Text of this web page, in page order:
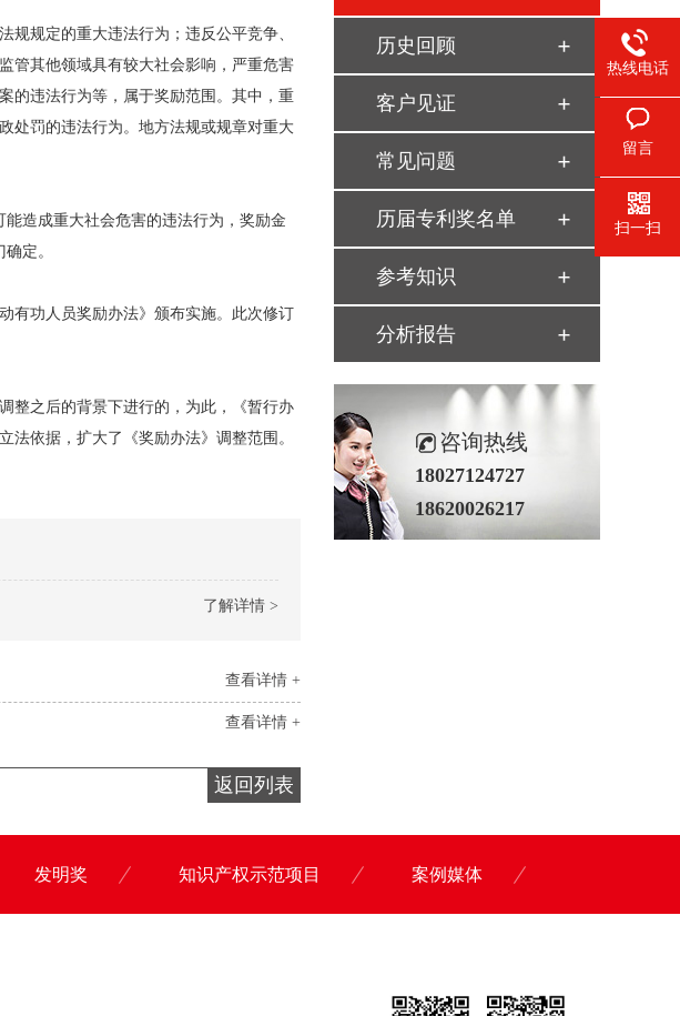
规定的重大违法行为；违反公平竞争、
管其他领域具有较大社会影响，严重危害
的违法行为等，属于奖励范围。其中，重
处罚的违法行为。地方法规或规章对重大
造成重大社会危害的违法行为，奖励金
定。
有功人员奖励办法》颁布实施。此次修订
之后的背景下进行的，为此，《暂行办
依据，扩大了《奖励办法》调整范围。
了解详情 >
查看详情 +
查看详情 +
返回列表
历史回顾
客户见证
常见问题
历届专利奖名单
参考知识
分析报告
咨询热线
18027124727
18620026217
发明奖 知识产权示范项目 案例媒体
热线电话
留言
扫一扫